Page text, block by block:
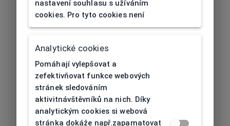
Výška očnice
[mm]
46
Délka stranice
Typ nosníku Plast
Prohnutí očnice
[báze]
6
nastavení souhlasu s užíváním
cookies. Pro tyto cookies není
Analytické cookies
Pomáhají vylepšovat a
zefektivňovat funkce webových
stránek sledováním
aktivitnávštěvníků na nich. Díky
analytickým cookies si webová
stránka dokáže např.zapamatovat